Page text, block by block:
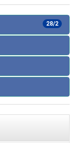
28/2